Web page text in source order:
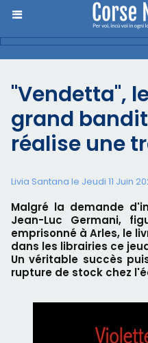
"Vendetta",
grand
réalise une
Livia Santana le Jeudi 11 Juin
Malgré la demande
Jean-Luc Germani,
emprisonné à Arles, le
dans les librairies ce
Un véritable succès
rupture de stock chez